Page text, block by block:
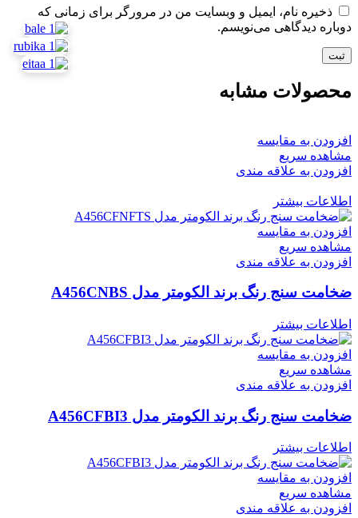
ذخیره نام، ایمیل و وبسایت من در مرورگر برای زمانی که
دوباره دیدگاهی می‌نویسم.
محصولات مشابه
افزودن به مقایسه
مشاهده سریع
افزودن به علاقه مندی
اطلاعات بیشتر
افزودن به مقایسه
مشاهده سریع
افزودن به علاقه مندی
ضخامت سنج رنگ برند الکومتر مدل A456CNBS
اطلاعات بیشتر
افزودن به مقایسه
مشاهده سریع
افزودن به علاقه مندی
ضخامت سنج رنگ برند الکومتر مدل A456CFBI3
اطلاعات بیشتر
افزودن به مقایسه
مشاهده سریع
افزودن به علاقه مندی